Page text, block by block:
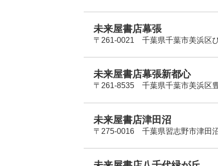
未来屋書店幕張
〒261-0021 千葉県千葉市美浜区
未来屋書店幕張新都心
〒261-8535 千葉県千葉市美浜
未来屋書店津田沼
〒275-0016 千葉県習志野市津田